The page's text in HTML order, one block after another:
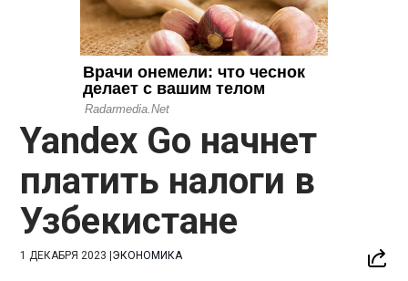
Yandex Go начнет
платить налоги в
Узбекистане
1 ДЕКАБРЯ 2023 |ЭКОНОМИКА